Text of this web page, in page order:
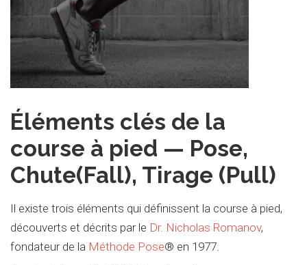
Éléments clés de la
course à pied — Pose,
Chute(Fall), Tirage (Pull)
Il existe trois éléments qui définissent la course à pied,
découverts et décrits par le Dr. Nicholas Romanov,
fondateur de la Méthode Pose® en 1977.